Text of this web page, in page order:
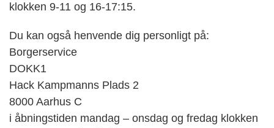
klokken 9-11 og 16-17:15.
Du kan også henvende dig personligt på:
Borgerservice
DOKK1
Hack Kampmanns Plads 2
8000 Aarhus C
i åbningstiden mandag – onsdag og fredag klokken